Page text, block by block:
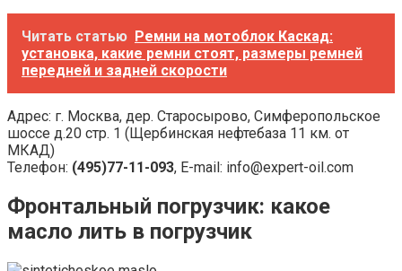
Читать статью Ремни на мотоблок Каскад:
установка, какие ремни стоят, размеры ремней
передней и задней скорости
Адрес: г. Москва, дер. Старосырово, Симферопольское
шоссе д.20 стр. 1 (Щербинская нефтебаза 11 км. от
МКАД)
Телефон: (495)77-11-093, E-mail: info@expert-oil.com
Фронтальный погрузчик: какое
масло лить в погрузчик